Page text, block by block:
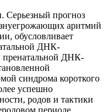
Серьезный прогноз
аритмий
обусловливает
ДНК-
пренатальной ДНК-
синдрома короткого
успешно
родов и тактики